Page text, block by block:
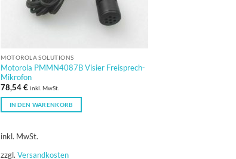
MOTOROLA SOLUTIONS
Motorola PMMN4087B Visier Freisprech-
Mikrofon
78,54€ inkl. MwSt.
IN DEN WARENKORB
inkl. MwSt.
zzgl.Versandkosten